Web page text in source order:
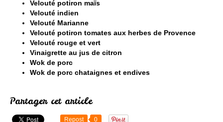
Velouté potiron maïs
Velouté indien
Velouté Marianne
Velouté potiron tomates aux herbes de Provence
Velouté rouge et vert
Vinaigrette au jus de citron
Wok de porc
Wok de porc chataignes et endives
Partager cet article
Repost 0